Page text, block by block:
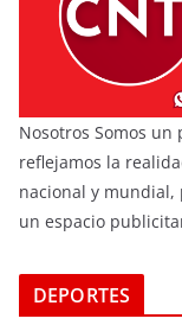
Nosotros Somos
reflejamos la
nacional y
un espacio
DEPORTES